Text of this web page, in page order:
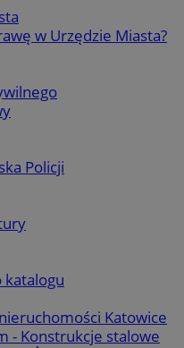
w Urzędzie Miasta?
Policji
Katowice
- Konstrukcje stalowe